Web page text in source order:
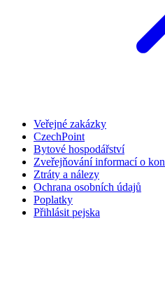
Veřejné zakázky
CzechPoint
Bytové hospodářství
Zveřejňování informací o
Ztráty a nálezy
Ochrana osobních údajů
Poplatky
Přihlásit pejska